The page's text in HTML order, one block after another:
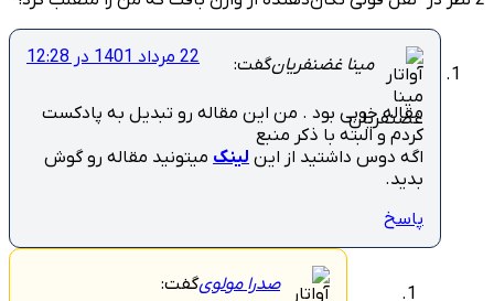
مینا غضنفریانگفت: 22 مرداد 1401 در 12:28
مقاله خوبی بود . من این مقاله رو تبدیل به پادکست
کردم و البته با ذکر منبع
اگه دوس داشتید از این لینک میتونید مقاله رو گوش
بدید.
پاسخ
صدرا مولویگفت: